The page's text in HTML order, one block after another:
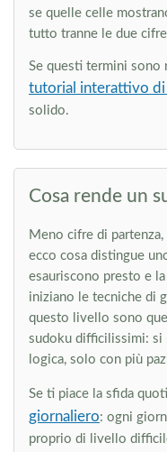
se quelle celle
tutto tranne le due
Se questi termini sono
tutorial interattivo di
solido.
Cosa rende un
Meno cifre di
ecco cosa distingue
esauriscono presto e
iniziano le tecniche di
questo livello sono
sudoku difficilissimi: si
logica, solo con più
Se ti piace la sfida
giornaliero: ogni
proprio di livello